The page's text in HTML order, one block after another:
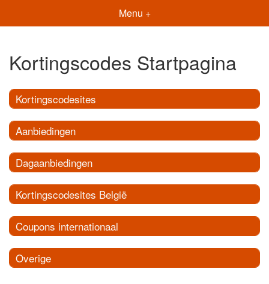
Menu +
Kortingscodes Startpagina
Kortingscodesites
Aanbiedingen
Dagaanbiedingen
Kortingscodesites België
Coupons internationaal
Overige